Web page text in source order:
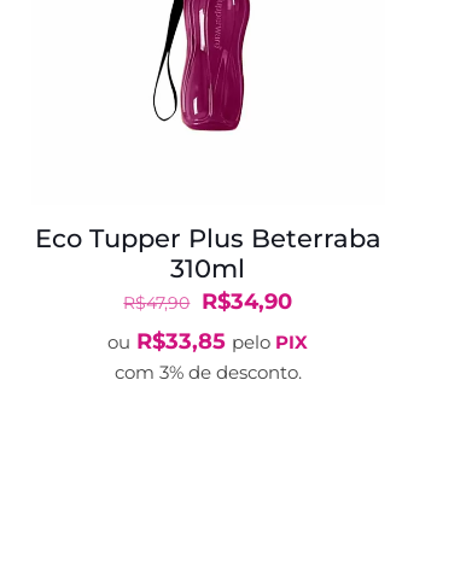
Eco Tupper Plus Beterraba
310ml
R$47,90 O
preço
original
R$34,90O
preço
ou R$33,85 pelo PIX
com 3% de desconto.